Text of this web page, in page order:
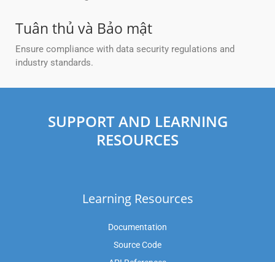
Tuân thủ và Bảo mật
Ensure compliance with data security regulations and
industry standards.
SUPPORT AND LEARNING
RESOURCES
Learning Resources
Documentation
Source Code